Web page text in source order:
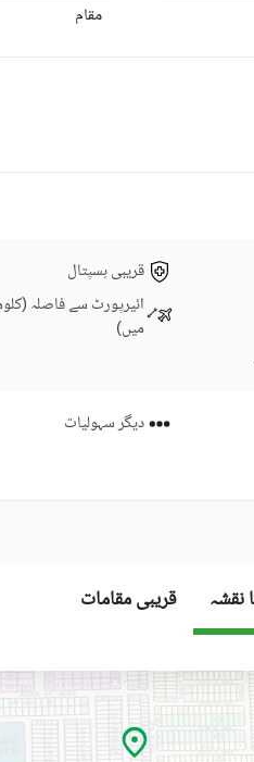
مقام
قریبی ہسپتال
ائیرپورٹ سے فاصلہ
میں)
دیگر سہولیات
قریبی مقامات